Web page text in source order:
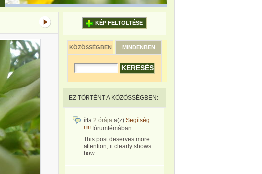
KÉP FELTÖLTÉSE
KÖZÖSSÉGBEN MINDENBEN
EZ TÖRTÉNT A KÖZÖSSÉGBEN:
írta 2 órája a(z) Segítség
!!!!! fórumtémában:
This post deserves more
attention; it clearly shows
how ...